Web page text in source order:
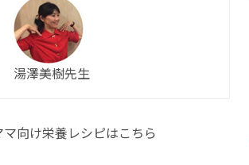
湯澤美樹先生
向け栄養レシピはこちら